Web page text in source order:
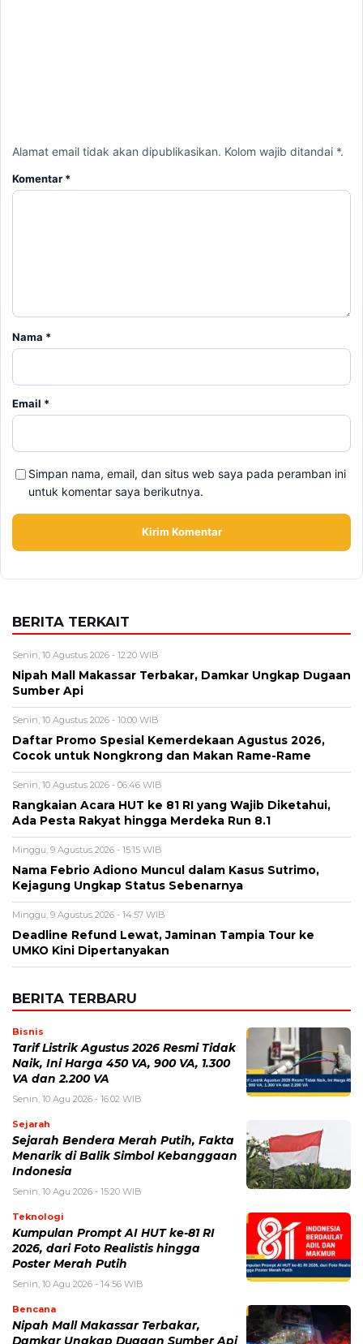
Simpan nama, email, dan situs web saya pada peramban ini
BERITA TERKAIT
Nipah Mall Makassar Terbakar, Damkar Ungkap Dugaan
Cocok untuk Nongkrong dan Makan Rame-Rame
Senin, 10 Agustus 2026 - 06:46 WIB
Rangkaian Acara HUT ke 81 RI yang Wajib Diketahui,
Ada Pesta Rakyat hingga Merdeka Run 8.1
Minggu, 9 Agustus 2026 - 15:15 WIB
Nama Febrio Adiono Muncul dalam Kasus Sutrimo,
Kejagung Ungkap Status Sebenarnya
Minggu, 9 Agustus 2026 - 14:57 WIB
Deadline Refund Lewat, Jaminan Tampia Tour ke
UMKO Kini Dipertanyakan
BERITA TERBARU
Bisnis
Tarif Listrik Agustus 2026 Resmi Tidak
Naik, Ini Harga 450 VA, 900 VA, 1.300
VA dan 2.200 VA
Senin, 10 Agu 2026 - 16:02 WIB
Sejarah
Sejarah Bendera Merah Putih, Fakta
Menarik di Balik Simbol Kebanggaan
Indonesia
Senin, 10 Agu 2026 - 15:20 WIB
Teknologi
Kumpulan Prompt AI HUT ke-81 RI
2026, dari Foto Realistis hingga
Poster Merah Putih
Senin, 10 Agu 2026 - 14:56 WIB
Bencana
Nipah Mall Makassar Terbakar,
Damkar Ungkap Dugaan Sumber Api
Senin, 10 Agu 2026 - 12:20 WIB
Bisnis
Bank Sultra Perkasa di Finspora
Pulang Piala Bergilir
Senin, 10 Agu 2026 - 12:05 WIB